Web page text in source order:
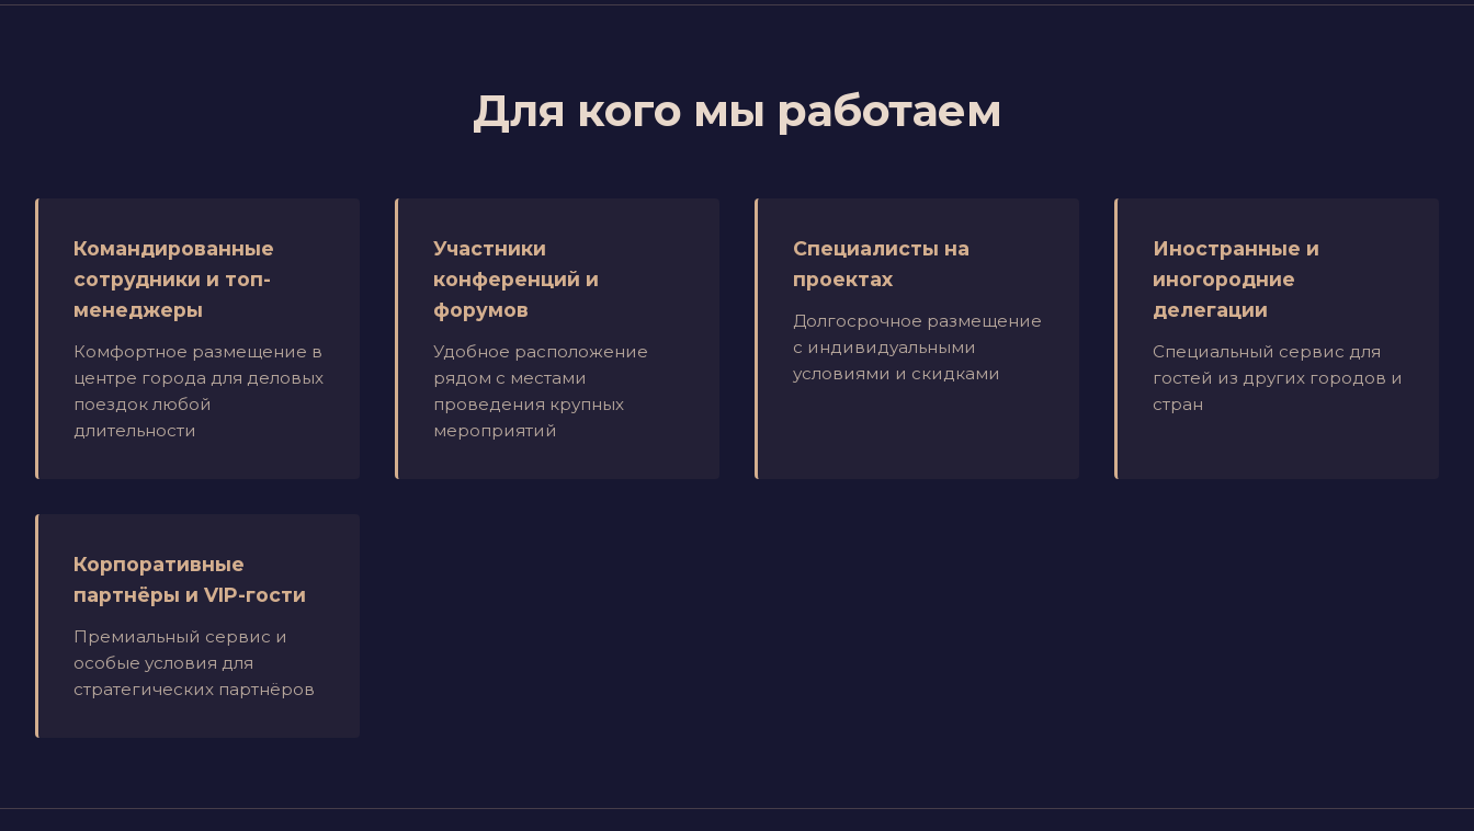
Для кого мы работаем
Командированные
сотрудники и топ-
менеджеры
Комфортное размещение в
центре города для деловых
поездок любой
длительности
Участники
конференций и
форумов
Удобное расположение
рядом с местами
проведения крупных
мероприятий
Специалисты на
проектах
Долгосрочное размещение
с индивидуальными
условиями и скидками
Иностранные и
иногородние
делегации
Специальный сервис для
гостей из других городов и
стран
Корпоративные
партнёры и VIP-гости
Премиальный сервис и
особые условия для
стратегических партнёров